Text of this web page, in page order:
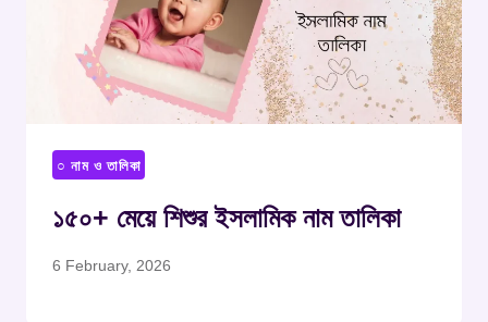
○ নাম ও তালিকা
১৫০+ মেয়ে শিশুর ইসলামিক নাম তালিকা
6 February, 2026